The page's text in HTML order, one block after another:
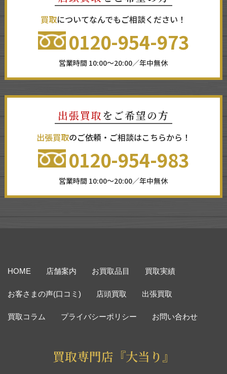
買取についてなんでもご相談ください！
0120-954-973
営業時間 10:00～20:00／年中無休
出張買取 をご希望の方
出張買取のご依頼・ご相談はこちらから！
0120-954-983
営業時間 10:00～20:00／年中無休
HOME 店舗案内 お買取品目 買取実績
お客さまの声(口コミ) 店頭買取 出張買取
買取コラム プライバシーポリシー お問い合わせ
買取専門店『大当り』